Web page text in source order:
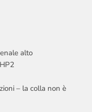
alto
– la colla non è